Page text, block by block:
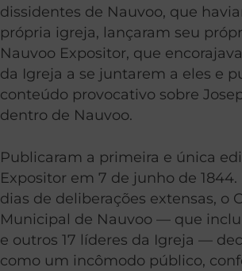
dissidentes de Nauvoo, que
própria igreja, lançaram seu
Nauvoo Expositor, que
da Igreja a se juntarem a eles e
conteúdo provocativo sobre
dentro de Nauvoo.
Publicaram a primeira e única
Expositor em 7 de junho de
dias de deliberações extensas, o
Municipal de Nauvoo — que
e outros 17 líderes da Igreja —
como um incômodo público,